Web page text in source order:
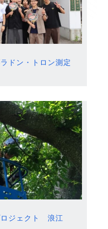
ドン・トロン測定
ロジェクト 浪江